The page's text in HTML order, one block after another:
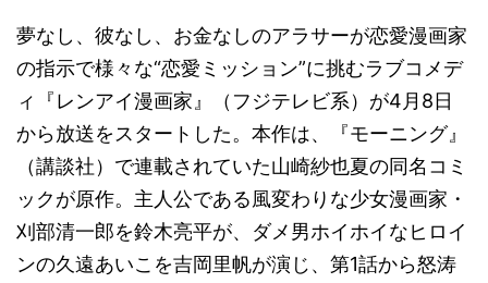
夢なし、彼なし、お金なしのアラサーが恋愛漫画家
の指示で様々な“恋愛ミッション”に挑むラブコメデ
ィ『レンアイ漫画家』（フジテレビ系）が4月8日
から放送をスタートした。本作は、『モーニング』
（講談社）で連載されていた山崎紗也夏の同名コミ
ックが原作。主人公である風変わりな少女漫画家・
刈部清一郎を鈴木亮平が、ダメ男ホイホイなヒロイ
ンの久遠あいこを吉岡里帆が演じ、第1話から怒涛